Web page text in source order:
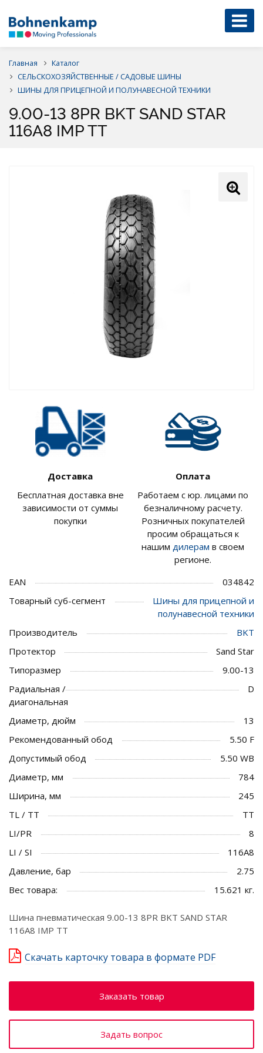
Главная
Каталог
СЕЛЬСКОХОЗЯЙСТВЕННЫЕ / САДОВЫЕ ШИНЫ
ШИНЫ ДЛЯ ПРИЦЕПНОЙ И ПОЛУНАВЕСНОЙ ТЕХНИКИ
9.00-13 8PR BKT SAND STAR
116A8 IMP TT
Доставка
Бесплатная доставка вне
зависимости от суммы
покупки
Оплата
Работаем с юр. лицами по
безналичному расчету.
Розничных покупателей
просим обращаться к
нашим дилерам в своем
регионе.
EAN
034842
Товарный суб-сегмент
Шины для прицепной и
полунавесной техники
Производитель
BKT
Протектор
Sand Star
Типоразмер
9.00-13
Радиальная /
диагональная
D
Диаметр, дюйм
13
Рекомендованный обод
5.50 F
Допустимый обод
5.50 WB
Диаметр, мм
784
Ширина, мм
245
TL / TT
TT
LI/PR
8
LI / SI
116A8
Давление, бар
2.75
Вес товара:
15.621 кг.
Шина пневматическая 9.00-13 8PR BKT SAND STAR
116A8 IMP TT
Скачать карточку товара в формате PDF
Заказать товар
Задать вопрос